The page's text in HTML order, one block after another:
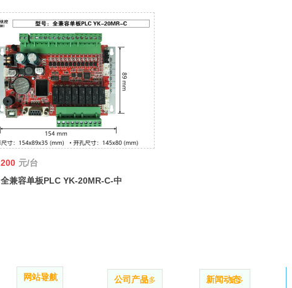
200 元/台
全兼容单板PLC YK-20MR-C-中
网站导航
更多 公司产品更多 新闻动态
更多